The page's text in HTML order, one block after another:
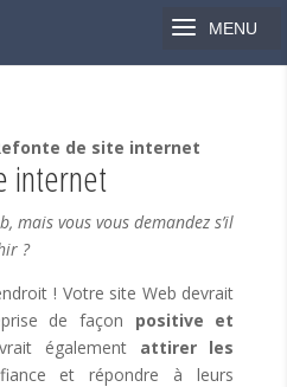
de site internet
internet
mais vous vous demandez s’il
?
! Votre site Web devrait
de façon positive et
également attirer les
et répondre à leurs